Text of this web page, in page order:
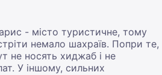
- місто туристичне, тому
немало шахраїв. Попри те,
не носять хиджаб і не
У іншому, сильних